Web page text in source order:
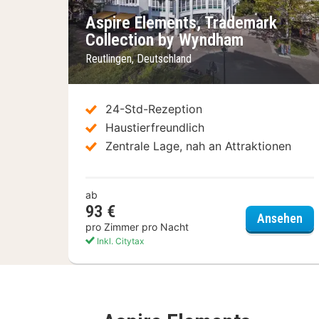
Aspire Elements, Trademark
Collection by Wyndham
Reutlingen, Deutschland
24-Std-Rezeption
Haustierfreundlich
Zentrale Lage, nah an Attraktionen
ab
93 €
pro Zimmer pro Nacht
Inkl. Citytax
Ansehen